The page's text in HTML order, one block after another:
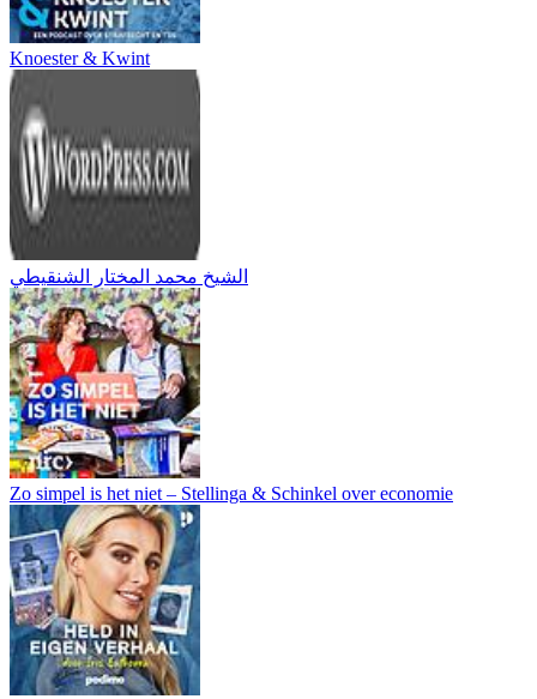
Knoester & Kwint
الشيخ محمد المختار الشنقيطي
Zo simpel is het niet – Stellinga & Schinkel over economie